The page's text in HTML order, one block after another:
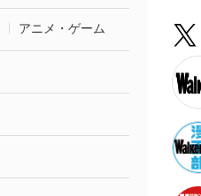
アニメ・ゲーム